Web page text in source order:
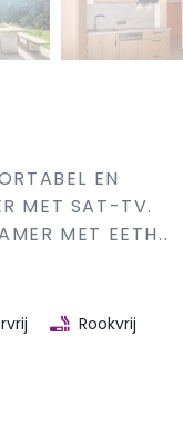
EN
MET SAT-TV.
MET EETH..
Rookvrij